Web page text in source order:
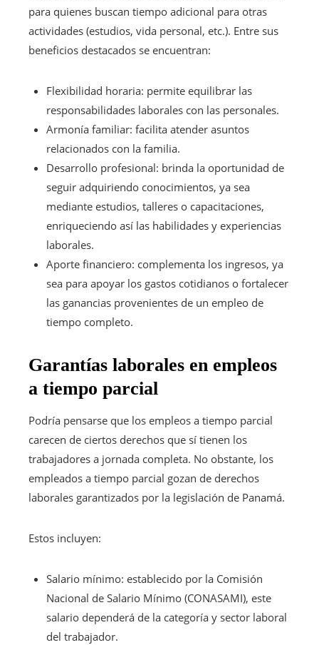
para quienes buscan tiempo adicional para otras
actividades (estudios, vida personal, etc.). Entre sus
beneficios destacados se encuentran:
Flexibilidad horaria: permite equilibrar las
responsabilidades laborales con las personales.
Armonía familiar: facilita atender asuntos
relacionados con la familia.
Desarrollo profesional: brinda la oportunidad de
seguir adquiriendo conocimientos, ya sea
mediante estudios, talleres o capacitaciones,
enriqueciendo así las habilidades y experiencias
laborales.
Aporte financiero: complementa los ingresos, ya
sea para apoyar los gastos cotidianos o fortalecer
las ganancias provenientes de un empleo de
tiempo completo.
Garantías laborales en empleos
a tiempo parcial
Podría pensarse que los empleos a tiempo parcial
carecen de ciertos derechos que sí tienen los
trabajadores a jornada completa. No obstante, los
empleados a tiempo parcial gozan de derechos
laborales garantizados por la legislación de Panamá.
Estos incluyen:
Salario mínimo: establecido por la Comisión
Nacional de Salario Mínimo (CONASAMI), este
salario dependerá de la categoría y sector laboral
del trabajador.